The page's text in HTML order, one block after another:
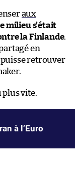
aux
milieu s’était
la Finlande.
en
puisse retrouver
plus vite.
à l’Euro